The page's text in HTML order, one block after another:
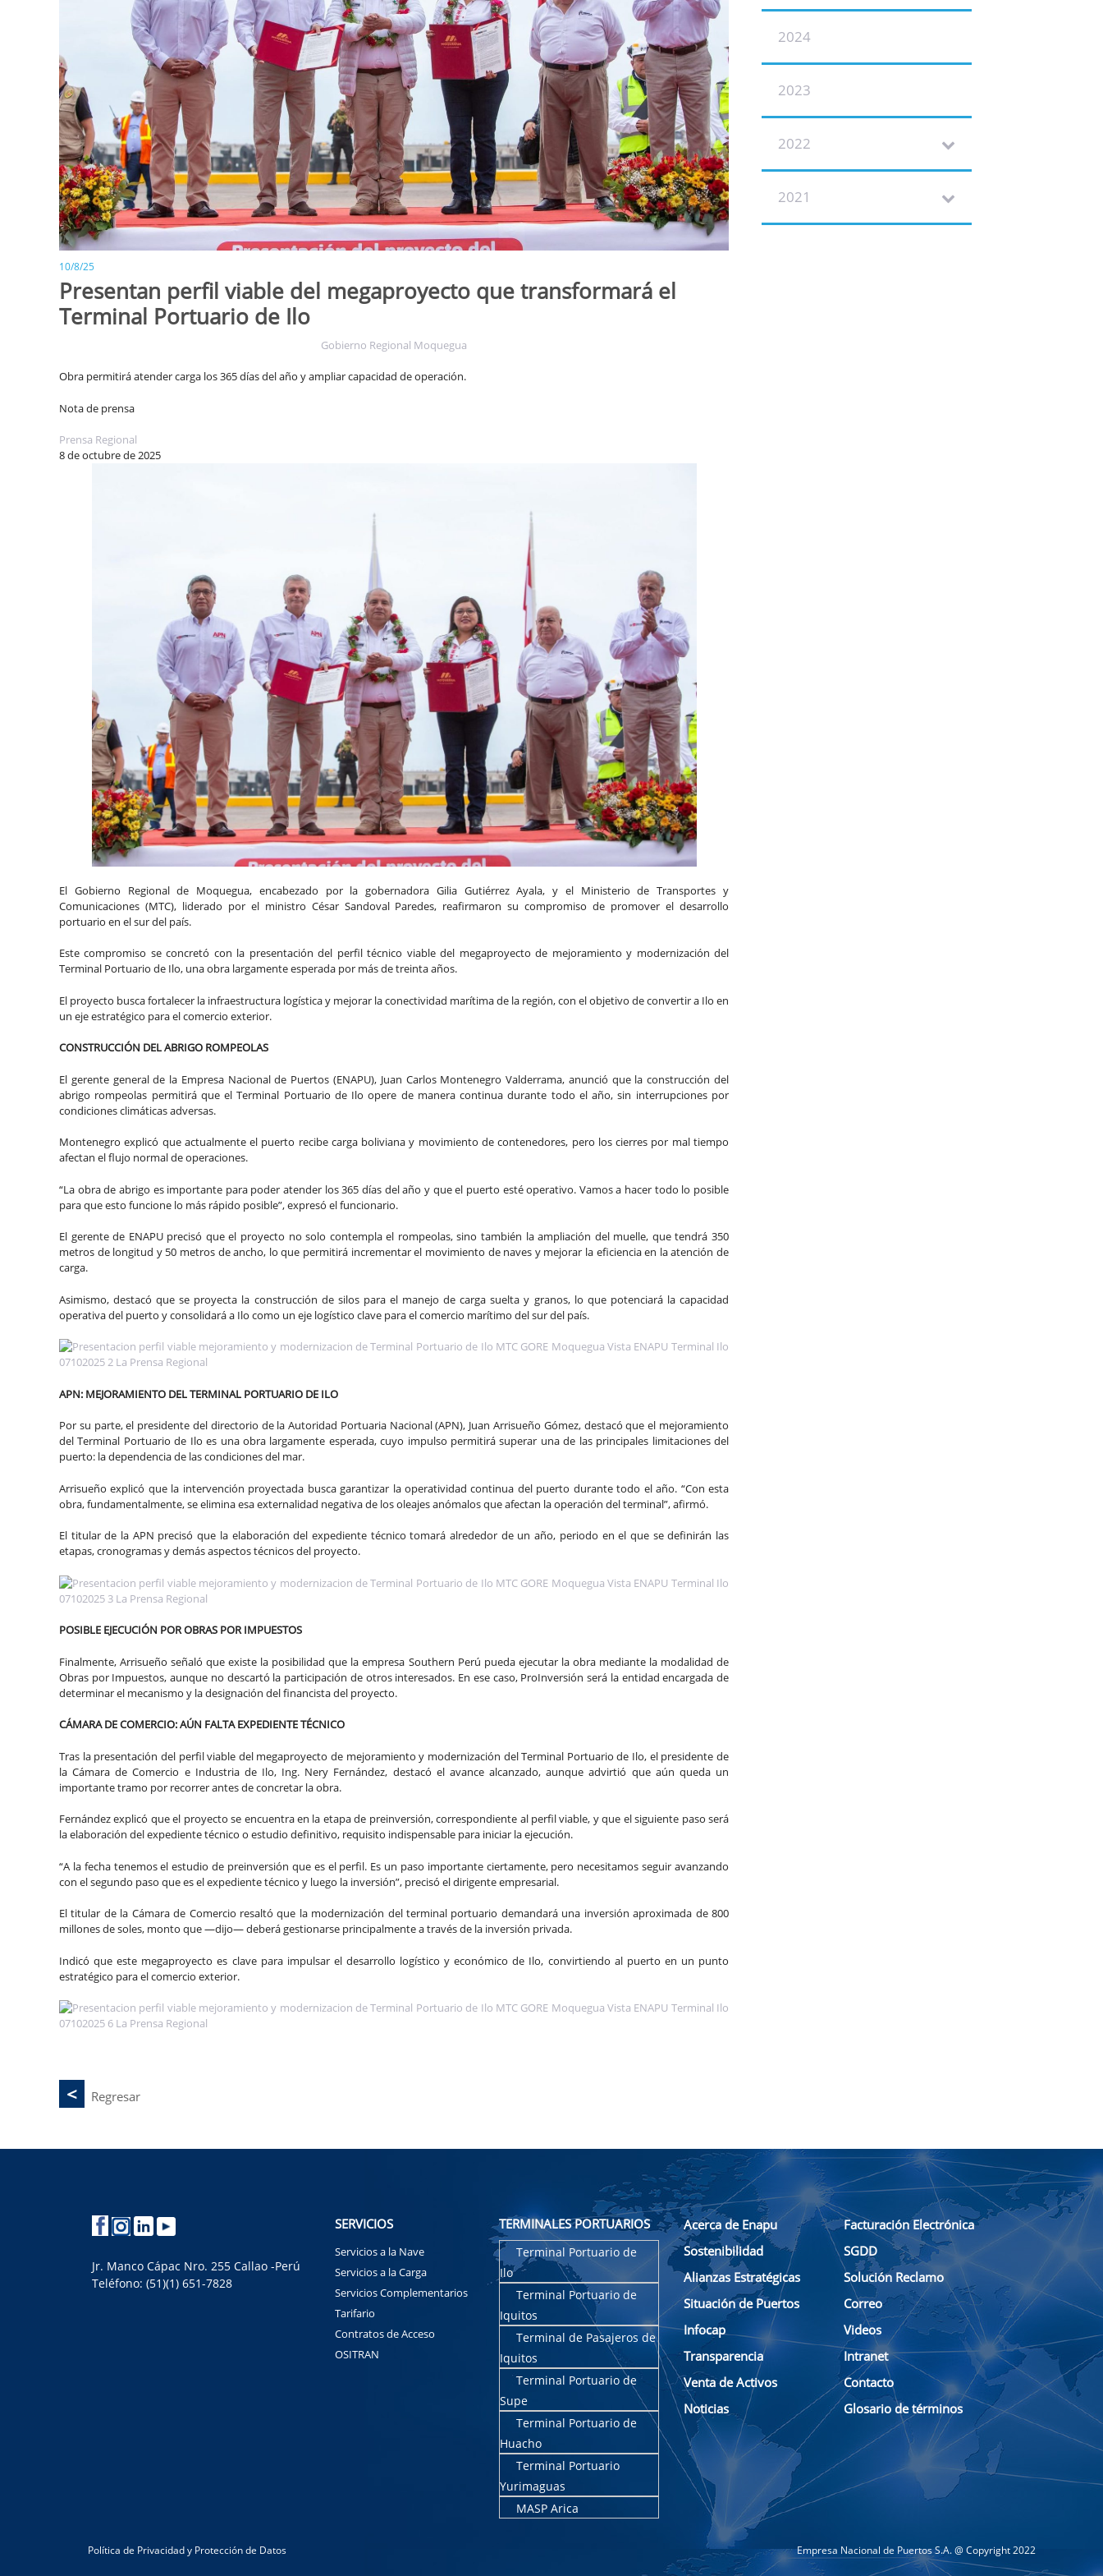
10/8/25
Presentan perfil viable del megaproyecto que transformará el
Terminal Portuario de Ilo
Gobierno Regional Moquegua
Obra permitirá atender carga los 365 días del año y ampliar capacidad de operación.
Nota de prensa
Prensa Regional
8 de octubre de 2025
El Gobierno Regional de Moquegua, encabezado por la gobernadora Gilia Gutiérrez Ayala, y el Ministerio de Transportes y
Comunicaciones (MTC), liderado por el ministro César Sandoval Paredes, reafirmaron su compromiso de promover el desarrollo
portuario en el sur del país.
Este compromiso se concretó con la presentación del perfil técnico viable del megaproyecto de mejoramiento y modernización del
Terminal Portuario de Ilo, una obra largamente esperada por más de treinta años.
El proyecto busca fortalecer la infraestructura logística y mejorar la conectividad marítima de la región, con el objetivo de convertir a Ilo en
un eje estratégico para el comercio exterior.
CONSTRUCCIÓN DEL ABRIGO ROMPEOLAS
El gerente general de la Empresa Nacional de Puertos (ENAPU), Juan Carlos Montenegro Valderrama, anunció que la construcción del
abrigo rompeolas permitirá que el Terminal Portuario de Ilo opere de manera continua durante todo el año, sin interrupciones por
condiciones climáticas adversas.
Montenegro explicó que actualmente el puerto recibe carga boliviana y movimiento de contenedores, pero los cierres por mal tiempo
afectan el flujo normal de operaciones.
“La obra de abrigo es importante para poder atender los 365 días del año y que el puerto esté operativo. Vamos a hacer todo lo posible
para que esto funcione lo más rápido posible”, expresó el funcionario.
El gerente de ENAPU precisó que el proyecto no solo contempla el rompeolas, sino también la ampliación del muelle, que tendrá 350
metros de longitud y 50 metros de ancho, lo que permitirá incrementar el movimiento de naves y mejorar la eficiencia en la atención de
carga.
Asimismo, destacó que se proyecta la construcción de silos para el manejo de carga suelta y granos, lo que potenciará la capacidad
operativa del puerto y consolidará a Ilo como un eje logístico clave para el comercio marítimo del sur del país.
APN: MEJORAMIENTO DEL TERMINAL PORTUARIO DE ILO
Por su parte, el presidente del directorio de la Autoridad Portuaria Nacional (APN), Juan Arrisueño Gómez, destacó que el mejoramiento
del Terminal Portuario de Ilo es una obra largamente esperada, cuyo impulso permitirá superar una de las principales limitaciones del
puerto: la dependencia de las condiciones del mar.
Arrisueño explicó que la intervención proyectada busca garantizar la operatividad continua del puerto durante todo el año. “Con esta
obra, fundamentalmente, se elimina esa externalidad negativa de los oleajes anómalos que afectan la operación del terminal”, afirmó.
El titular de la APN precisó que la elaboración del expediente técnico tomará alrededor de un año, periodo en el que se definirán las
etapas, cronogramas y demás aspectos técnicos del proyecto.
POSIBLE EJECUCIÓN POR OBRAS POR IMPUESTOS
Finalmente, Arrisueño señaló que existe la posibilidad que la empresa Southern Perú pueda ejecutar la obra mediante la modalidad de
Obras por Impuestos, aunque no descartó la participación de otros interesados. En ese caso, ProInversión será la entidad encargada de
determinar el mecanismo y la designación del financista del proyecto.
CÁMARA DE COMERCIO: AÚN FALTA EXPEDIENTE TÉCNICO
Tras la presentación del perfil viable del megaproyecto de mejoramiento y modernización del Terminal Portuario de Ilo, el presidente de
la Cámara de Comercio e Industria de Ilo, Ing. Nery Fernández, destacó el avance alcanzado, aunque advirtió que aún queda un
importante tramo por recorrer antes de concretar la obra.
Fernández explicó que el proyecto se encuentra en la etapa de preinversión, correspondiente al perfil viable, y que el siguiente paso será
la elaboración del expediente técnico o estudio definitivo, requisito indispensable para iniciar la ejecución.
“A la fecha tenemos el estudio de preinversión que es el perfil. Es un paso importante ciertamente, pero necesitamos seguir avanzando
con el segundo paso que es el expediente técnico y luego la inversión”, precisó el dirigente empresarial.
El titular de la Cámara de Comercio resaltó que la modernización del terminal portuario demandará una inversión aproximada de 800
millones de soles, monto que —dijo— deberá gestionarse principalmente a través de la inversión privada.
Indicó que este megaproyecto es clave para impulsar el desarrollo logístico y económico de Ilo, convirtiendo al puerto en un punto
estratégico para el comercio exterior.
Regresar
2024
2023
2022
2021
Jr. Manco Cápac Nro. 255 Callao -Perú
Teléfono: (51)(1) 651-7828
SERVICIOS
Servicios a la Nave
Servicios a la Carga
Servicios Complementarios
Tarifario
Contratos de Acceso
OSITRAN
TERMINALES PORTUARIOS
Terminal Portuario de
Ilo
Terminal Portuario de
Iquitos
Terminal de Pasajeros de
Iquitos
Terminal Portuario de
Supe
Terminal Portuario de
Huacho
Terminal Portuario
Yurimaguas
MASP Arica
Acerca de Enapu
Sostenibilidad
Alianzas Estratégicas
Situación de Puertos
Infocap
Transparencia
Venta de Activos
Noticias
Facturación Electrónica
SGDD
Solución Reclamo
Correo
Videos
Intranet
Contacto
Glosario de términos
Política de Privacidad y Protección de Datos Empresa Nacional de Puertos S.A. @ Copyright 2022